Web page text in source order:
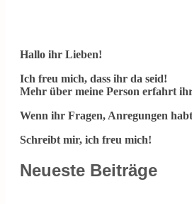
Hallo ihr Lieben!
Ich freu mich, dass ihr da seid!
Mehr über meine Person erfahrt
Wenn ihr Fragen, Anregungen
Schreibt mir, ich freu mich!
Neueste Beiträge